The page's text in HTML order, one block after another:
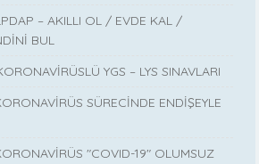
– AKILLI OL / EVDE KAL /
BUL
YGS – LYS SINAVLARI
SÜRECİNDE ENDİŞEYLE
"COVID-19" OLUMSUZ